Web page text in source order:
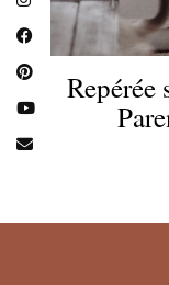
Repérée